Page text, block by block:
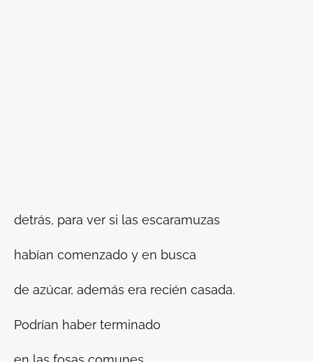
detrás, para ver si las escaramuzas
habían comenzado y en busca
de azúcar, además era recién casada.
Podrían haber terminado